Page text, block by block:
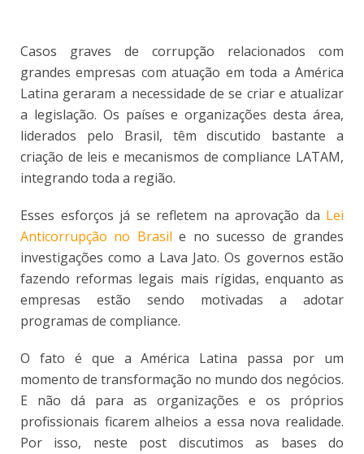
Casos graves de corrupção relacionados com
grandes empresas com atuação em toda a América
Latina geraram a necessidade de se criar e atualizar
a legislação. Os países e organizações desta área,
liderados pelo Brasil, têm discutido bastante a
criação de leis e mecanismos de compliance LATAM,
integrando toda a região.
Esses esforços já se refletem na aprovação da Lei
Anticorrupção no Brasile no sucesso de grandes
investigações como a Lava Jato. Os governos estão
fazendo reformas legais mais rígidas, enquanto as
empresas estão sendo motivadas a adotar
programas de compliance.
O fato é que a América Latina passa por um
momento de transformação no mundo dos negócios.
E não dá para as organizações e os próprios
profissionais ficarem alheios a essa nova realidade.
Por isso, neste post discutimos as bases do